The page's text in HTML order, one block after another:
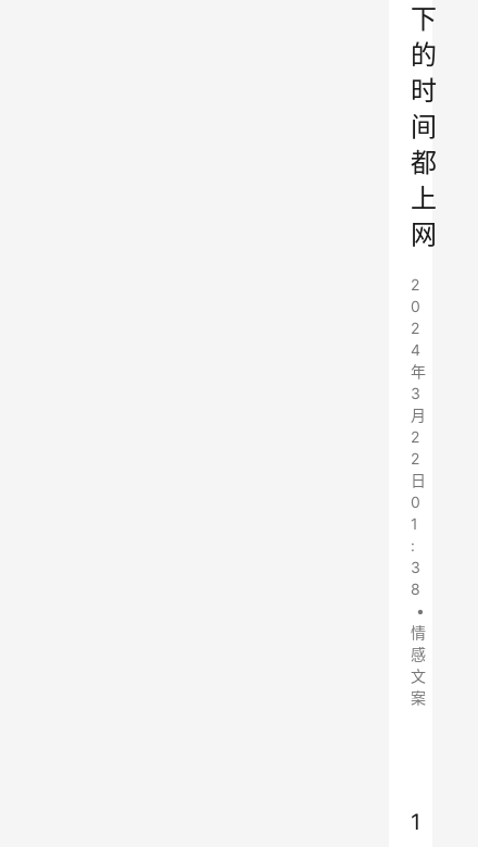
下
的
时
间
都
上
网
2
0
2
4
年
3
月
2
2
日
0
1
:
3
8
•
情
感
文
案
1